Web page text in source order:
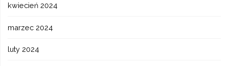
kwiecień 2024
marzec 2024
luty 2024